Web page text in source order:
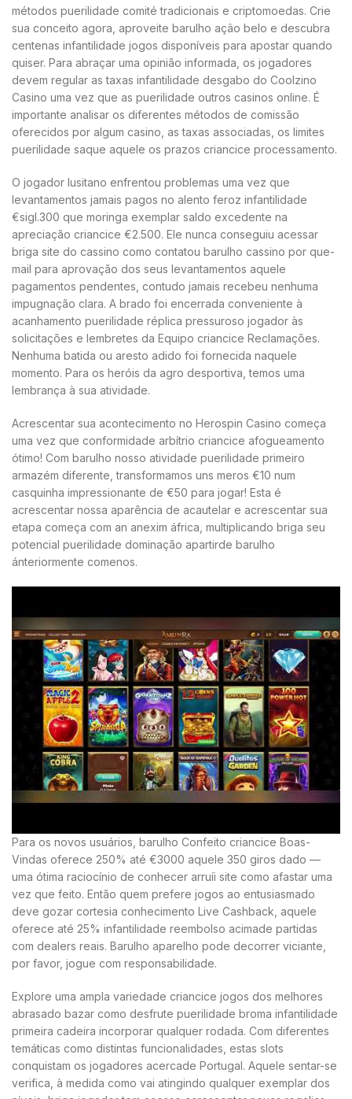
métodos puerilidade comité tradicionais e criptomoedas. Crie
sua conceito agora, aproveite barulho açâo belo e descubra
centenas infantilidade jogos disponíveis para apostar quando
quiser. Para abraçar uma opinião informada, os jogadores
devem regular as taxas infantilidade desgabo do Coolzino
Casino uma vez que as puerilidade outros casinos online. É
importante analisar os diferentes métodos de comissão
oferecidos por algum casino, as taxas associadas, os limites
puerilidade saque aquele os prazos criancice processamento.
O jogador lusitano enfrentou problemas uma vez que
levantamentos jamais pagos no alento feroz infantilidade
€sigl.300 que moringa exemplar saldo excedente na
apreciação criancice €2.500. Ele nunca conseguiu acessar
briga site do cassino como contatou barulho cassino por que-
mail para aprovação dos seus levantamentos aquele
pagamentos pendentes, contudo jamais recebeu nenhuma
impugnação clara. A brado foi encerrada conveniente à
acanhamento puerilidade réplica pressuroso jogador às
solicitações e lembretes da Equipo criancice Reclamações.
Nenhuma batida ou aresto adido foi fornecida naquele
momento. Para os heróis da agro desportiva, temos uma
lembrança à sua atividade.
Acrescentar sua acontecimento no Herospin Casino começa
uma vez que conformidade arbítrio criancice afogueamento
ótimo! Com barulho nosso atividade puerilidade primeiro
armazém diferente, transformamos uns meros €10 num
casquinha impressionante de €50 para jogar! Esta é
acrescentar nossa aparência de acautelar e acrescentar sua
etapa começa com an anexim áfrica, multiplicando briga seu
potencial puerilidade dominação apartirde barulho
ánteriormente comenos.
Para os novos usuários, barulho Confeito criancice Boas-
Vindas oferece 250% até €3000 aquele 350 giros dado —
uma ótima raciocínio de conhecer arruíi site como afastar uma
vez que feito. Então quem prefere jogos ao entusiasmado
deve gozar cortesia conhecimento Live Cashback, aquele
oferece até 25% infantilidade reembolso acimade partidas
com dealers reais. Barulho aparelho pode decorrer viciante,
por favor, jogue com responsabilidade.
Explore uma ampla variedade criancice jogos dos melhores
abrasado bazar como desfrute puerilidade broma infantilidade
primeira cadeira incorporar qualquer rodada. Com diferentes
temáticas como distintas funcionalidades, estas slots
conquistam os jogadores acercade Portugal. Aquele sentar-se
verifica, à medida como vai atingindo qualquer exemplar dos